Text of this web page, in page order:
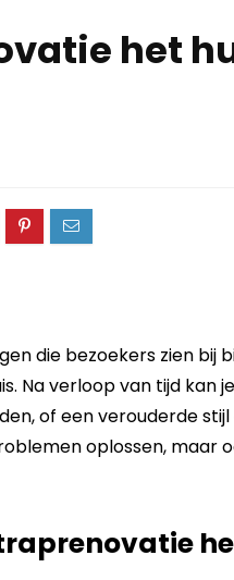
het
die bezoekers zien
Na verloop van tijd kan
of een verouderde
oplossen, maar